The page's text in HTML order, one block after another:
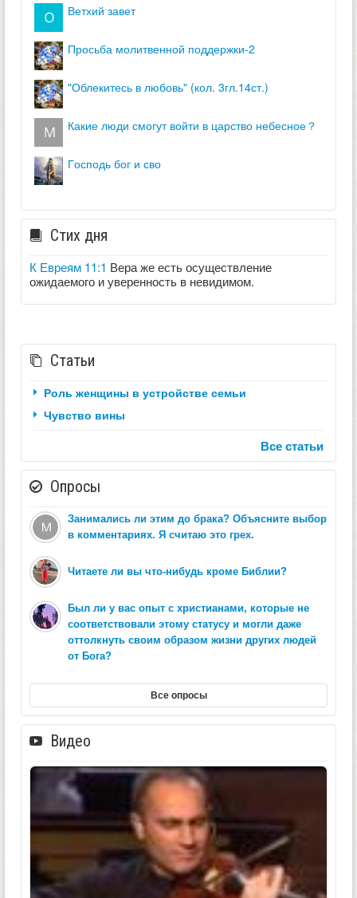
ветхий завет
просьба молитвенной поддержки-2
"облекитесь в любовь" (кол. 3гл.14ст.)
какие люди смогут войти в царство небесное？
господь бог и сво
Стих дня
К Евреям 11:1 Вера же есть осуществление
ожидаемого и уверенность в невидимом.
Статьи
Роль женщины в устройстве семьи
Чувство вины
Все статьи
Опросы
Занимались ли этим до брака? Объясните выбор
в комментариях. Я считаю это грех.
Читаете ли вы что-нибудь кроме Библии?
Был ли у вас опыт с христианами, которые не
соответствовали этому статусу и могли даже
оттолкнуть своим образом жизни других людей
от Бога?
Все опросы
Видео